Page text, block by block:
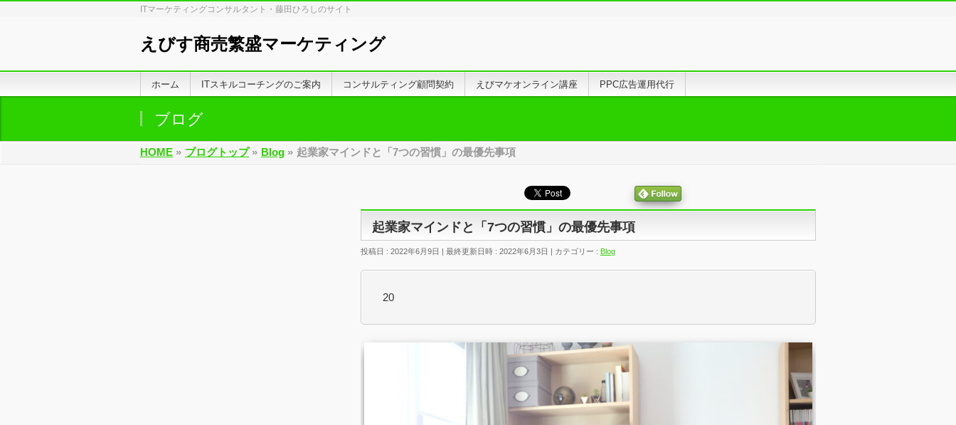
ITマーケティングコンサルタント・藤田ひろしのサイト
えびす商売繁盛マーケティング
ホーム ITスキルコーチングのご案内 コンサルティング顧問契約 えびマケオンライン講座 PPC広告運用代行
ブログ
HOME » ブログトップ» Blog » 起業家マインドと「7つの習慣」の最優先事項
起業家マインドと「7つの習慣」の最優先事項
投稿日 : 2022年6月9日 最終更新日時 : 2022年6月3日 カテゴリー : Blog
20